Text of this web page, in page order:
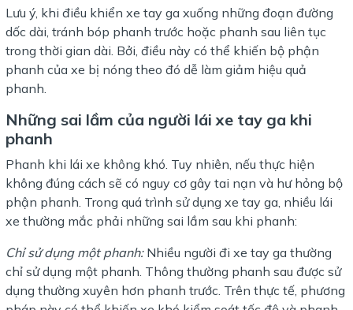
Lưu ý, khi điều khiển xe tay ga xuống những đoạn đường
dốc dài, tránh bóp phanh trước hoặc phanh sau liên tục
trong thời gian dài. Bởi, điều này có thể khiến bộ phận
phanh của xe bị nóng theo đó dễ làm giảm hiệu quả
phanh.
Những sai lầm của người lái xe tay ga khi
phanh
Phanh khi lái xe không khó. Tuy nhiên, nếu thực hiện
không đúng cách sẽ có nguy cơ gây tai nạn và hư hỏng bộ
phận phanh. Trong quá trình sử dụng xe tay ga, nhiều lái
xe thường mắc phải những sai lầm sau khi phanh:
Chỉ sử dụng một phanh:Nhiều người đi xe tay ga thường
chỉ sử dụng một phanh. Thông thường phanh sau được sử
dụng thường xuyên hơn phanh trước. Trên thực tế, phương